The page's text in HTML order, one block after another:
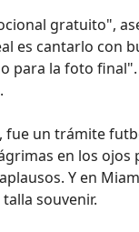
gratuito",
es cantarlo con
para la foto
fue un trámite
en los ojos
Y en
souvenir.